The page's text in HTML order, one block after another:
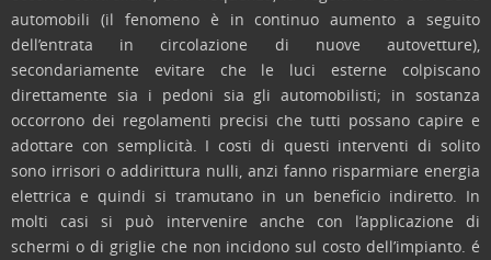
automobili (il fenomeno è in continuo aumento a seguito
dell’entrata in circolazione di nuove autovetture),
secondariamente evitare che le luci esterne colpiscano
direttamente sia i pedoni sia gli automobilisti; in sostanza
occorrono dei regolamenti precisi che tutti possano capire e
adottare con semplicità. I costi di questi interventi di solito
sono irrisori o addirittura nulli, anzi fanno risparmiare energia
elettrica e quindi si tramutano in un beneficio indiretto. In
molti casi si può intervenire anche con l’applicazione di
schermi o di griglie che non incidono sul costo dell’impianto. é